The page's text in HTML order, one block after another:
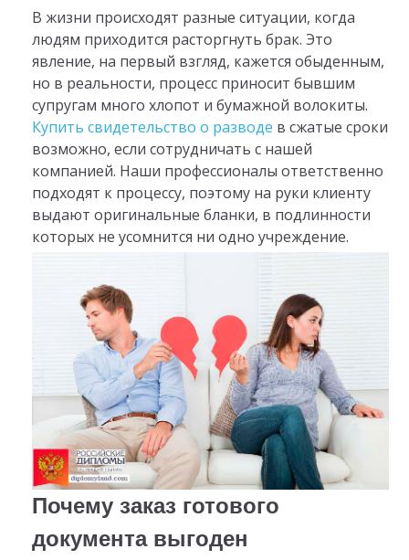
В жизни происходят разные ситуации, когда
людям приходится расторгнуть брак. Это
явление, на первый взгляд, кажется обыденным,
но в реальности, процесс приносит бывшим
супругам много хлопот и бумажной волокиты.
Купить свидетельство о разводе в сжатые сроки
возможно, если сотрудничать с нашей
компанией. Наши профессионалы ответственно
подходят к процессу, поэтому на руки клиенту
выдают оригинальные бланки, в подлинности
которых не усомнится ни одно учреждение.
Почему заказ готового
документа выгоден